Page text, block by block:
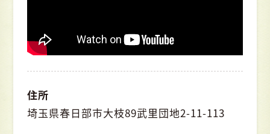
住所
埼玉県春日部市大枝89武里団地2-11-113